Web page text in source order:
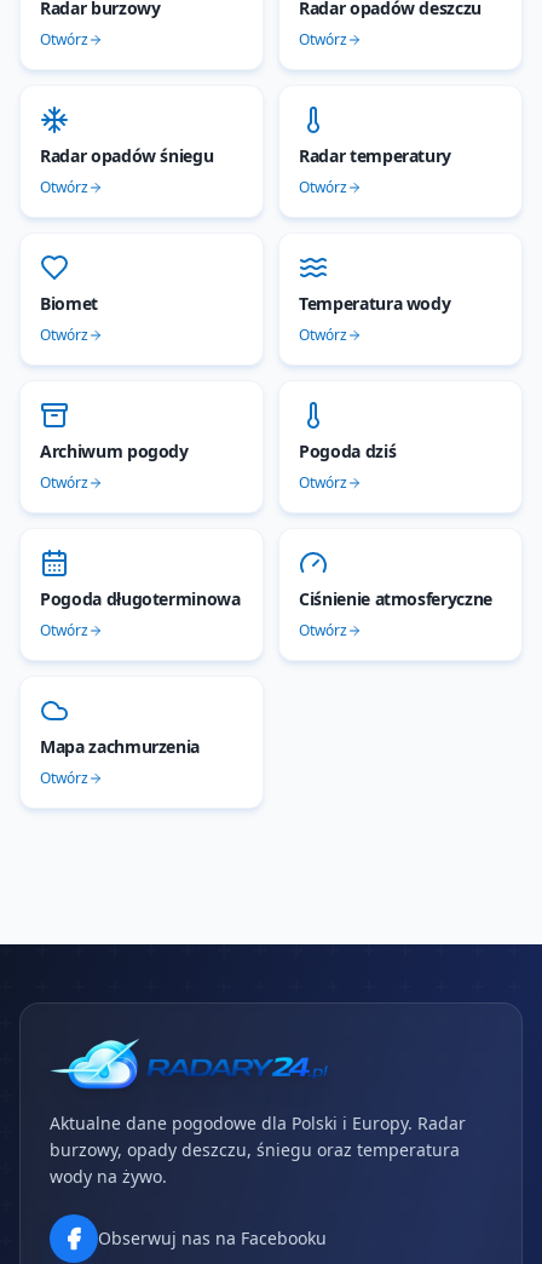
Radar burzowy
Otwórz
Radar opadów deszczu
Otwórz
Radar opadów śniegu
Otwórz
Radar temperatury
Otwórz
Biomet
Otwórz
Temperatura wody
Otwórz
Archiwum pogody
Otwórz
Pogoda dziś
Otwórz
Pogoda długoterminowa
Otwórz
Ciśnienie atmosferyczne
Otwórz
Mapa zachmurzenia
Otwórz
Aktualne dane pogodowe dla Polski i Europy. Radar
burzowy, opady deszczu, śniegu oraz temperatura
wody na żywo.
Obserwuj nas na Facebooku